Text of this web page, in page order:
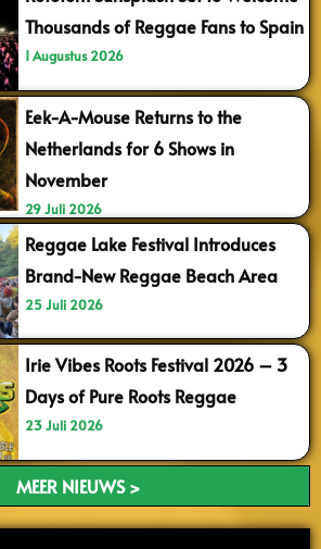
Thousands of Reggae Fans to Spain
1 Augustus 2026
Eek-A-Mouse Returns to the
Netherlands for 6 Shows in
November
29 Juli 2026
Reggae Lake Festival Introduces
Brand-New Reggae Beach Area
25 Juli 2026
Irie Vibes Roots Festival 2026 – 3
Days of Pure Roots Reggae
23 Juli 2026
MEER NIEUWS >